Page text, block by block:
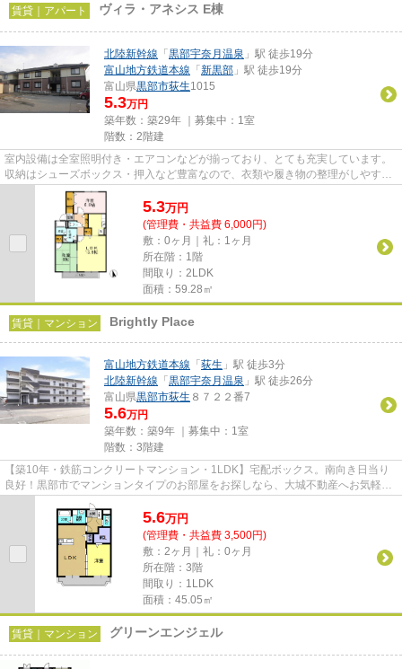
賃貸｜アパート ヴィラ・アネシス E棟
北陸新幹線 「 黒部宇奈月温泉 」駅 徒歩19分
富山地方鉄道本線 「 新黒部 」駅 徒歩19分
富山県黒部市荻生1015
5.3万円
築年数：築29年 ｜募集中： 1室
階数：2階建
室内設備は全室照明付き・エアコンなどが揃っており、とても充実しています。
収納はシューズボックス・押入など豊富なので、衣類や履き物の整理がしやすく
便利です。自宅から2駅利用で...
5.3万円
(管理費・共益費 6,000円)
敷：0ヶ月｜礼：1ヶ月
所在階：1階
間取り：2LDK
面積：59.28㎡
賃貸｜マンション Brightly Place
富山地方鉄道本線 「 荻生 」駅 徒歩3分
北陸新幹線 「 黒部宇奈月温泉 」駅 徒歩26分
富山県黒部市荻生 ８７２２番7
5.6万円
築年数：築9年 ｜募集中： 1室
階数：3階建
【築10年・鉄筋コンクリートマンション・1LDK】宅配ボックス。南向き日当り
良好！黒部市でマンションタイプのお部屋をお探しなら、大城不動産へお気軽に
5.6万円
(管理費・共益費 3,500円)
敷：2ヶ月｜礼：0ヶ月
所在階：3階
間取り：1LDK
面積：45.05㎡
賃貸｜マンション グリーンエンジェル